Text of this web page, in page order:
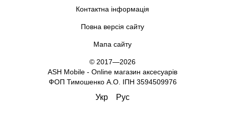
Контактна інформація
Повна версія сайту
Мапа сайту
© 2017—2026
ASH Mobile - Online магазин аксесуарів
ФОП Тимошенко А.О. ІПН 3594509976
Укр Рус